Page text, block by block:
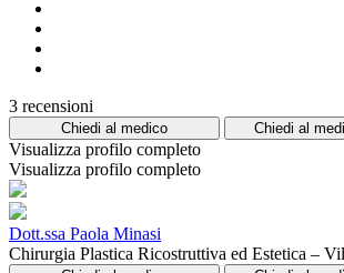
3 recensioni
Chiedi al medico Chiedi al
Visualizza profilo completo
Visualizza profilo completo
Dott.ssa Paola Minasi
Chirurgia Plastica Ricostruttiva ed Estetica –